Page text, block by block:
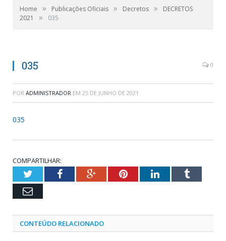
Home » Publicações Oficiais » Decretos »
DECRETOS
2021
» 035
035 0
POR ADMINISTRADOR EM 25 DE JUNHO DE 2021
035
COMPARTILHAR:
TwitterFacebookGoogle+PinterestLinkedInTumblr
Email
CONTEÚDO RELACIONADO